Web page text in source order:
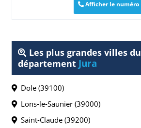
Afficher le numéro
Les plus grandes villes du
département Jura
Dole (39100)
Lons-le-Saunier (39000)
Saint-Claude (39200)